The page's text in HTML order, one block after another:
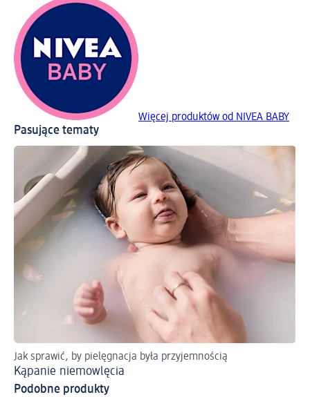
Więcej produktów od NIVEA BABY
Pasujące tematy
Jak sprawić, by pielęgnacja była przyjemnością
Kąpanie niemowlęcia
Podobne produkty